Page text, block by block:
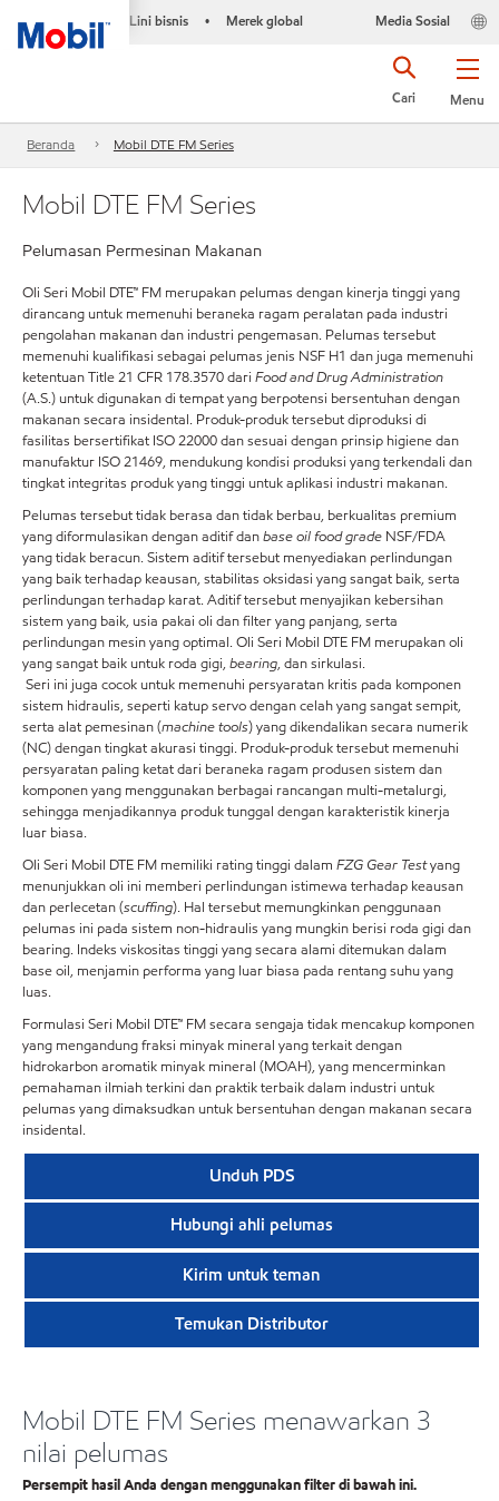
Lini bisnis • Merek global Media Sosial
Menu
Cari
Beranda Mobil DTE FM Series
Mobil DTE FM Series
Pelumasan Permesinan Makanan
Oli Seri Mobil DTE™ FM merupakan pelumas dengan kinerja tinggi yang
dirancang untuk memenuhi beraneka ragam peralatan pada industri
pengolahan makanan dan industri pengemasan. Pelumas tersebut
memenuhi kualifikasi sebagai pelumas jenis NSF H1 dan juga memenuhi
ketentuan Title 21 CFR 178.3570 dari Food and Drug Administration
(A.S.) untuk digunakan di tempat yang berpotensi bersentuhan dengan
makanan secara insidental. Produk-produk tersebut diproduksi di
fasilitas bersertifikat ISO 22000 dan sesuai dengan prinsip higiene dan
manufaktur ISO 21469, mendukung kondisi produksi yang terkendali dan
tingkat integritas produk yang tinggi untuk aplikasi industri makanan.
Pelumas tersebut tidak berasa dan tidak berbau, berkualitas premium
yang diformulasikan dengan aditif danbase oil food grade NSF/FDA
yang tidak beracun. Sistem aditif tersebut menyediakan perlindungan
yang baik terhadap keausan, stabilitas oksidasi yang sangat baik, serta
perlindungan terhadap karat. Aditif tersebut menyajikan kebersihan
sistem yang baik, usia pakai oli dan filter yang panjang, serta
perlindungan mesin yang optimal. Oli Seri Mobil DTE FM merupakan oli
yang sangat baik untuk roda gigi,bearing, dan sirkulasi.
Seri ini juga cocok untuk memenuhi persyaratan kritis pada komponen
sistem hidraulis, seperti katup servo dengan celah yang sangat sempit,
serta alat pemesinan (machine tools) yang dikendalikan secara numerik
(NC) dengan tingkat akurasi tinggi. Produk-produk tersebut memenuhi
persyaratan paling ketat dari beraneka ragam produsen sistem dan
komponen yang menggunakan berbagai rancangan multi-metalurgi,
sehingga menjadikannya produk tunggal dengan karakteristik kinerja
luar biasa.
Oli Seri Mobil DTE FM memiliki rating tinggi dalam FZG Gear Testyang
menunjukkan oli ini memberi perlindungan istimewa terhadap keausan
dan perlecetan (scuffing). Hal tersebut memungkinkan penggunaan
pelumas ini pada sistem non-hidraulis yang mungkin berisi roda gigi dan
bearing. Indeks viskositas tinggi yang secara alami ditemukan dalam
base oil, menjamin performa yang luar biasa pada rentang suhu yang
luas.
Formulasi Seri Mobil DTE™ FM secara sengaja tidak mencakup komponen
yang mengandung fraksi minyak mineral yang terkait dengan
hidrokarbon aromatik minyak mineral (MOAH), yang mencerminkan
pemahaman ilmiah terkini dan praktik terbaik dalam industri untuk
pelumas yang dimaksudkan untuk bersentuhan dengan makanan secara
insidental.
Unduh PDS
Hubungi ahli pelumas
Kirim untuk teman
Temukan Distributor
Mobil DTE FM Series menawarkan 3
nilai pelumas
Persempit hasil Anda dengan menggunakan filter di bawah ini.